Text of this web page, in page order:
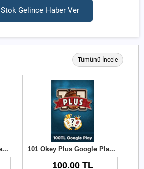
Stok Gelince Haber Ver
Tümünü İncele
101 Okey Plus Google Play 50 TL 101 Okey Plus Google Play 100 TL
100.00 TL